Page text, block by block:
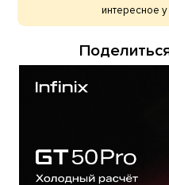
интересное